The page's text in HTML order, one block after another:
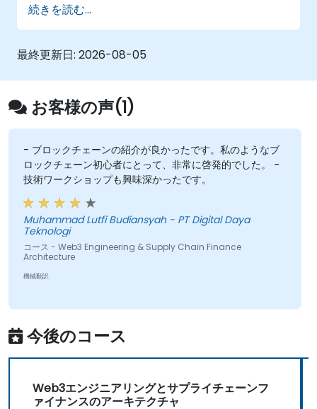
グ、請求書承認、決済を自動化するスマート
コントラクト（例：SolidityやChaincode）
を書き、コンパイルし、デプロイする。
1155のトークン標準をエンジニアリングし、
現実世界のアセット（請求書や在庫）をオン
チェーンで表現する。
Web2とWeb3の橋渡し：オーラクル（例：
Chainlink）を使用して統合レイヤーを設計
し、オフチェーンデータ（ロジスティクスAPI
など）を取得してオンチェーン決済を発動さ
せる。
続きを読む...
最終更新日: 2026-08-05
お客様の声(1)
- ブロックチェーンの紹介が良かったです。私のようなブ
ロックチェーン初心者にとって、非常に啓発的でした。 -
技術ワークショップも興味深かったです。
Muhammad Lutfi Budiansyah - PT Digital Daya
Teknologi
コース - Web3 Engineering & Supply Chain Finance
Architecture
機械翻訳
今後のコース
Web3エンジニアリングとサプライチェーンフ
ァイナンスのアーキテクチャ